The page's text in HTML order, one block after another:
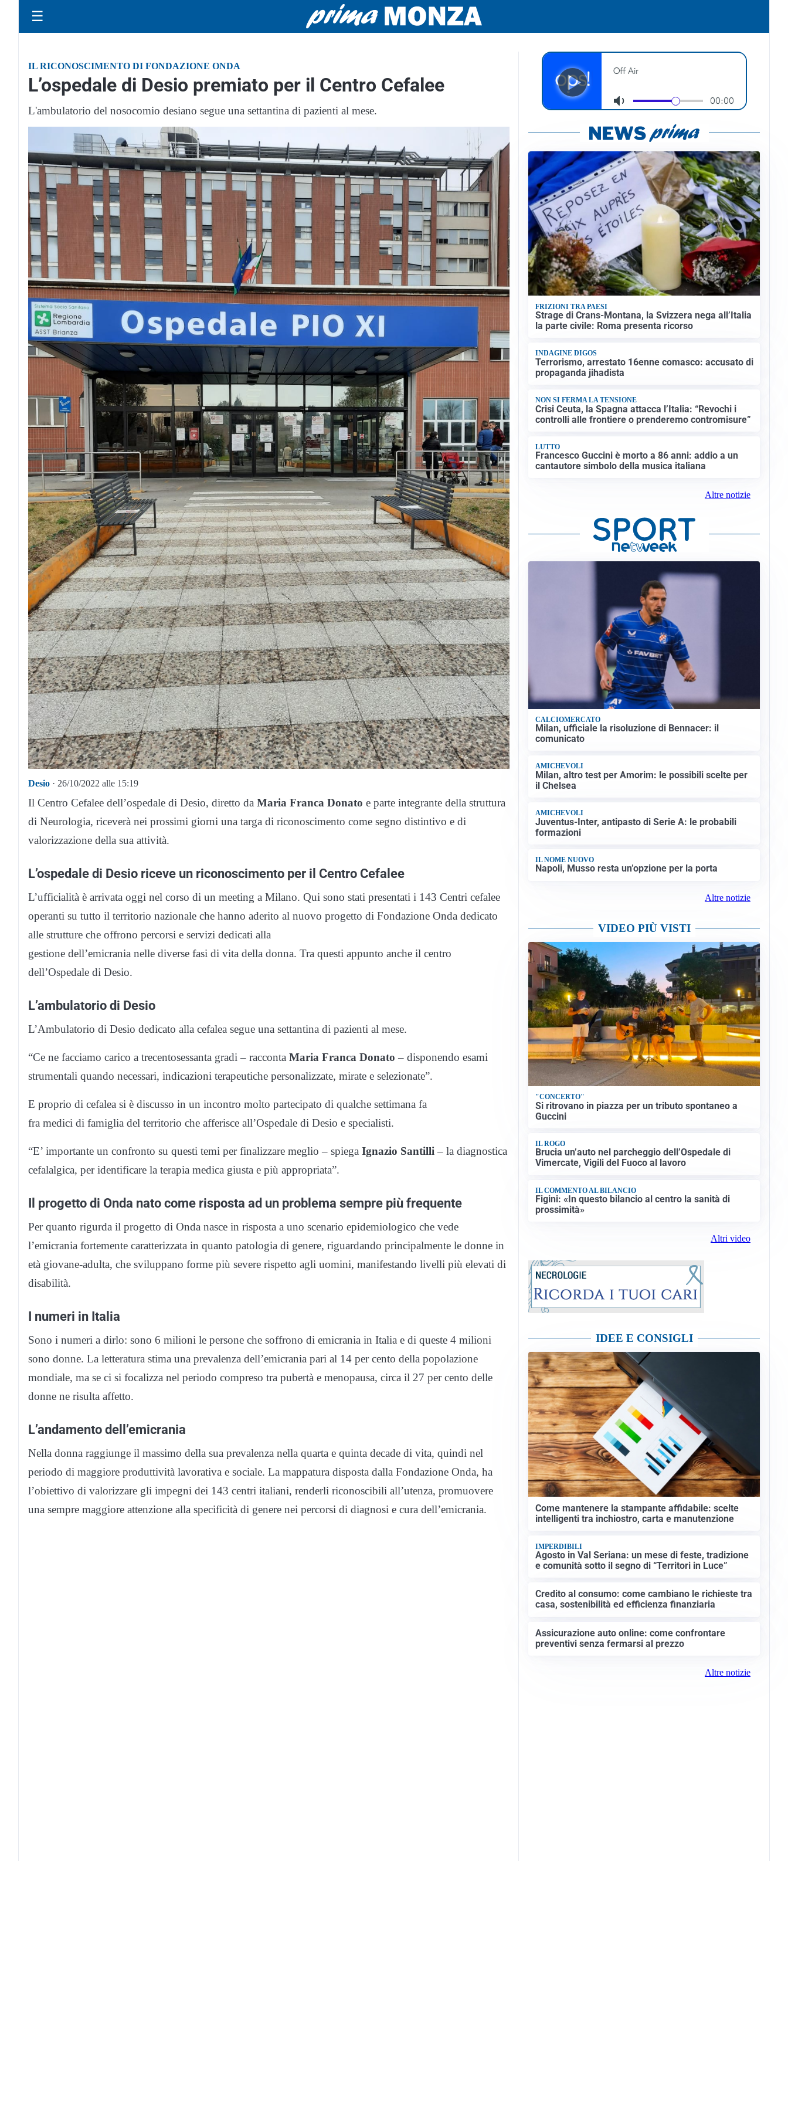
☰
IL RICONOSCIMENTO DI FONDAZIONE ONDA
L’ospedale di Desio premiato per il Centro Cefalee
L'ambulatorio del nosocomio desiano segue una settantina di pazienti al mese.
Desio · 26/10/2022 alle 15:19
Il Centro Cefalee dell’ospedale di Desio, diretto da Maria Franca Donato e parte integrante della struttura
di Neurologia, riceverà nei prossimi giorni una targa di riconoscimento come segno distintivo e di
valorizzazione della sua attività.
L’ospedale di Desio riceve un riconoscimento per il Centro Cefalee
L’ufficialità è arrivata oggi nel corso di un meeting a Milano. Qui sono stati presentati i 143 Centri cefalee
operanti su tutto il territorio nazionale che hanno aderito al nuovo progetto di Fondazione Onda dedicato
alle strutture che offrono percorsi e servizi dedicati alla
gestione dell’emicrania nelle diverse fasi di vita della donna. Tra questi appunto anche il centro
dell’Ospedale di Desio.
L’ambulatorio di Desio
L’Ambulatorio di Desio dedicato alla cefalea segue una settantina di pazienti al mese.
“Ce ne facciamo carico a trecentosessanta gradi – racconta Maria Franca Donato – disponendo esami
strumentali quando necessari, indicazioni terapeutiche personalizzate, mirate e selezionate”.
E proprio di cefalea si è discusso in un incontro molto partecipato di qualche settimana fa
fra medici di famiglia del territorio che afferisce all’Ospedale di Desio e specialisti.
“E’ importante un confronto su questi temi per finalizzare meglio – spiega Ignazio Santilli – la diagnostica
cefalalgica, per identificare la terapia medica giusta e più appropriata”.
Il progetto di Onda nato come risposta ad un problema sempre più frequente
Per quanto rigurda il progetto di Onda nasce in risposta a uno scenario epidemiologico che vede
l’emicrania fortemente caratterizzata in quanto patologia di genere, riguardando principalmente le donne in
età giovane-adulta, che sviluppano forme più severe rispetto agli uomini, manifestando livelli più elevati di
disabilità.
I numeri in Italia
Sono i numeri a dirlo: sono 6 milioni le persone che soffrono di emicrania in Italia e di queste 4 milioni
sono donne. La letteratura stima una prevalenza dell’emicrania pari al 14 per cento della popolazione
mondiale, ma se ci si focalizza nel periodo compreso tra pubertà e menopausa, circa il 27 per cento delle
donne ne risulta affetto.
L’andamento dell’emicrania
Nella donna raggiunge il massimo della sua prevalenza nella quarta e quinta decade di vita, quindi nel
periodo di maggiore produttività lavorativa e sociale. La mappatura disposta dalla Fondazione Onda, ha
l’obiettivo di valorizzare gli impegni dei 143 centri italiani, renderli riconoscibili all’utenza, promuovere
una sempre maggiore attenzione alla specificità di genere nei percorsi di diagnosi e cura dell’emicrania.
FRIZIONI TRA PAESI
Strage di Crans-Montana, la Svizzera nega all’Italia
la parte civile: Roma presenta ricorso
INDAGINE DIGOS
Terrorismo, arrestato 16enne comasco: accusato di
propaganda jihadista
NON SI FERMA LA TENSIONE
Crisi Ceuta, la Spagna attacca l’Italia: “Revochi i
controlli alle frontiere o prenderemo contromisure”
LUTTO
Francesco Guccini è morto a 86 anni: addio a un
cantautore simbolo della musica italiana
Altre notizie
CALCIOMERCATO
Milan, ufficiale la risoluzione di Bennacer: il
comunicato
AMICHEVOLI
Milan, altro test per Amorim: le possibili scelte per
il Chelsea
AMICHEVOLI
Juventus-Inter, antipasto di Serie A: le probabili
formazioni
IL NOME NUOVO
Napoli, Musso resta un’opzione per la porta
Altre notizie
VIDEO PIÙ VISTI
"CONCERTO"
Si ritrovano in piazza per un tributo spontaneo a
Guccini
IL ROGO
Brucia un’auto nel parcheggio dell’Ospedale di
Vimercate, Vigili del Fuoco al lavoro
IL COMMENTO AL BILANCIO
Figini: «In questo bilancio al centro la sanità di
prossimità»
Altri video
IDEE E CONSIGLI
Come mantenere la stampante affidabile: scelte
intelligenti tra inchiostro, carta e manutenzione
IMPERDIBILI
Agosto in Val Seriana: un mese di feste, tradizione
e comunità sotto il segno di “Territori in Luce”
Credito al consumo: come cambiano le richieste tra
casa, sostenibilità ed efficienza finanziaria
Assicurazione auto online: come confrontare
preventivi senza fermarsi al prezzo
Altre notizie